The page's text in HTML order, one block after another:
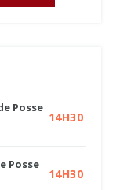
Posse
14H30
Posse
14H30